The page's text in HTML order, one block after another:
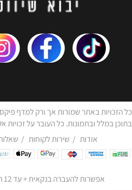
כל הזכויות באתר שמורות אך ורק למדף
בתוכן במלל ובתמונות. כל העובר על זכויות
אודות / שירות לקוחות /
אפשרות להעברה בנקאית + עד 12 תשלומים ללא ריבית